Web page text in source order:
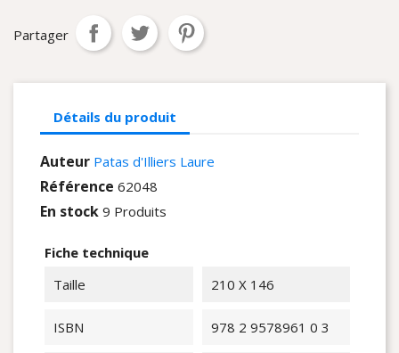
Partager
Détails du produit
Auteur Patas d'Illiers Laure
Référence 62048
En stock 9 Produits
Fiche technique
Taille
210 X 146
ISBN 978 2 9578961 0 3